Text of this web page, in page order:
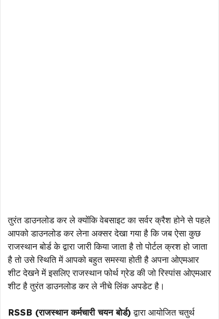
तुरंत डाउनलोड कर ले क्योंकि वेबसाइट का सर्वर क्रैश होने से पहले
आपको डाउनलोड कर लेना अक्सर देखा गया है कि जब ऐसा कुछ
राजस्थान बोर्ड के द्वारा जारी किया जाता है तो पोर्टल क्रश हो जाता
है तो उसे स्थिति में आपको बहुत समस्या होती है अपना ओएमआर
शीट देखने में इसलिए राजस्थान फोर्थ ग्रेड की जो रिस्पांस ओएमआर
शीट है तुरंत डाउनलोड कर ले नीचे लिंक अपडेट है।
RSSB (राजस्थान कर्मचारी चयन बोर्ड) द्वारा आयोजित चतुर्थ